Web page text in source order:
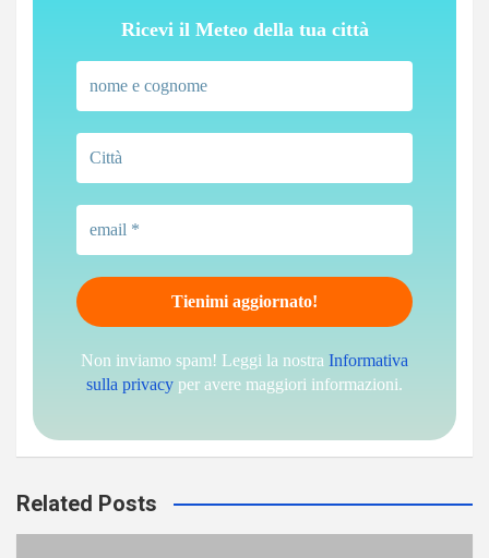
Ricevi il Meteo della tua città
Non inviamo spam! Leggi la nostra Informativa
sulla privacy per avere maggiori informazioni.
Related Posts